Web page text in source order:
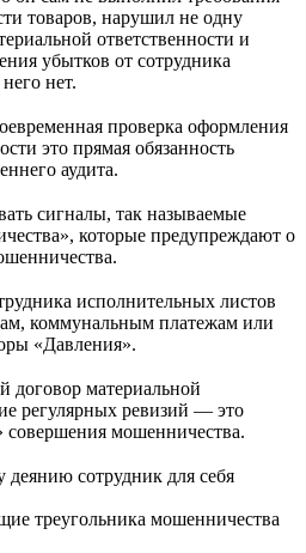
товаров, нарушил не одну
ответственности и
убытков от сотрудника
нет.
проверка оформления
это прямая обязанность
аудита.
сигналы, так называемые
которые предупреждают о
исполнительных листов
коммунальным платежам или
«Давления».
договор материальной
регулярных ревизий — это
мошенничества.
сотрудник для себя
треугольника мошенничества